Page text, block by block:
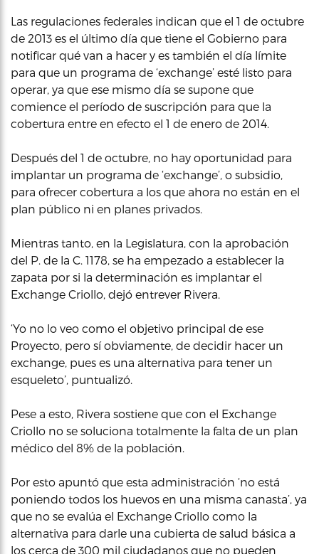
Las regulaciones federales indican que el 1 de octubre
de 2013 es el último día que tiene el Gobierno para
notificar qué van a hacer y es también el día límite
para que un programa de ‘exchange’ esté listo para
operar, ya que ese mismo día se supone que
comience el período de suscripción para que la
cobertura entre en efecto el 1 de enero de 2014.
Después del 1 de octubre, no hay oportunidad para
implantar un programa de ‘exchange’, o subsidio,
para ofrecer cobertura a los que ahora no están en el
plan público ni en planes privados.
Mientras tanto, en la Legislatura, con la aprobación
del P. de la C. 1178, se ha empezado a establecer la
zapata por si la determinación es implantar el
Exchange Criollo, dejó entrever Rivera.
‘Yo no lo veo como el objetivo principal de ese
Proyecto, pero sí obviamente, de decidir hacer un
exchange, pues es una alternativa para tener un
esqueleto’, puntualizó.
Pese a esto, Rivera sostiene que con el Exchange
Criollo no se soluciona totalmente la falta de un plan
médico del 8% de la población.
Por esto apuntó que esta administración ‘no está
poniendo todos los huevos en una misma canasta’, ya
que no se evalúa el Exchange Criollo como la
alternativa para darle una cubierta de salud básica a
los cerca de 300 mil ciudadanos que no pueden